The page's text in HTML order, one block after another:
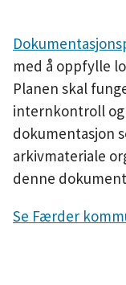
u
n
e
med å oppfylle
Planen skal
internkontroll
dokumentasjon
arkivmateriale
denne
Se Færder